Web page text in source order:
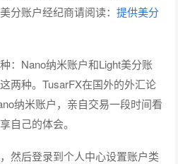
分账户经纪商请阅读：提供美分
：Nano纳米账户和Light美分账
两种。TusarFX在国外的外汇论
纳米账户，亲自交易一段时间看
自己的体会。
然后登录到个人中心设置账户类